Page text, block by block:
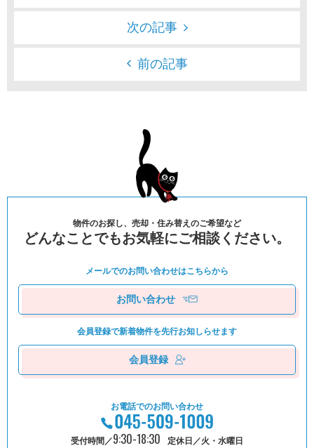
次の記事
前の記事
物件のお探し、売却・住み替えのご希望など
どんなことでもお気軽にご相談ください。
メールでのお問い合わせはこちらから
お問い合わせ
会員登録で新着物件を先⾏お知しらせます
会員登録
お電話でのお問い合わせ
受付時間／9:30-18:30 定休日／火・水曜日